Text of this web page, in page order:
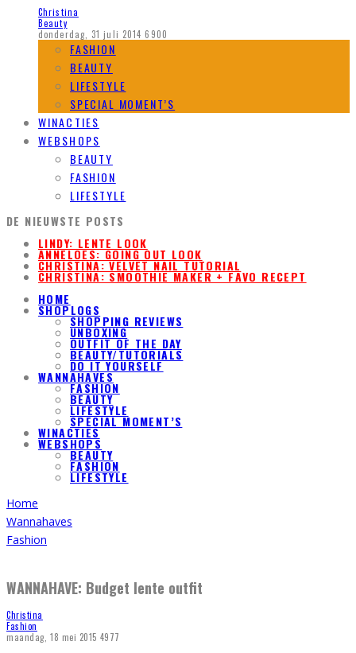
Christina
Beauty
donderdag, 31 juli 2014 6900
FASHION
BEAUTY
LIFESTYLE
SPECIAL MOMENT’S
WINACTIES
WEBSHOPS
BEAUTY
FASHION
LIFESTYLE
DE NIEUWSTE POSTS
LINDY: LENTE LOOK
ANNELOES: GOING OUT LOOK
CHRISTINA: VELVET NAIL TUTORIAL
CHRISTINA: SMOOTHIE MAKER + FAVO RECEPT
HOME
SHOPLOGS
SHOPPING REVIEWS
UNBOXING
OUTFIT OF THE DAY
BEAUTY/TUTORIALS
DO IT YOURSELF
WANNAHAVES
FASHION
BEAUTY
LIFESTYLE
SPECIAL MOMENT’S
WINACTIES
WEBSHOPS
BEAUTY
FASHION
LIFESTYLE
Home
Wannahaves
Fashion
WANNAHAVE: Budget lente outfit
Christina
Fashion
maandag, 18 mei 2015 4977